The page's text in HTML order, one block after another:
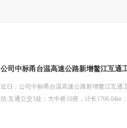
公司中标甬台温高速公路新增鳌江互通
近日，公司中标甬台温高速公路新增鳌江互通
括:互通立交1处；大中桥10座，计长1706.04m